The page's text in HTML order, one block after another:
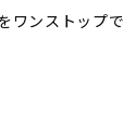
ンストップ